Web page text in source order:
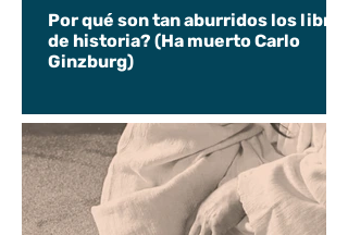
Por qué son tan aburridos los libros
de historia? (Ha muerto Carlo
Ginzburg)